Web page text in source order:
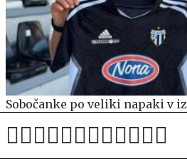
Sobočanke po veliki napaki v